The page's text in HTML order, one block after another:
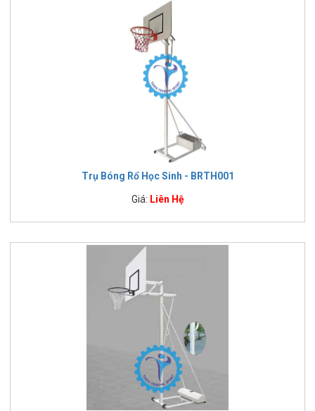
Trụ Bóng Rổ Học Sinh - BRTH001
Giá: Liên Hệ